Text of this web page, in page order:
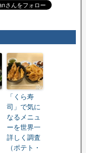
「くら寿
司」で気に
なるメニュ
ーを世界一
詳しく調査
（ポテト・